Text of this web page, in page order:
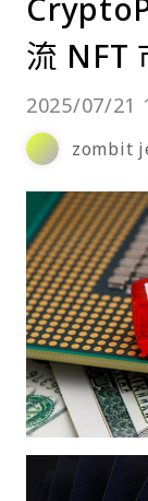
流 NFT
2025/07/21
zombit